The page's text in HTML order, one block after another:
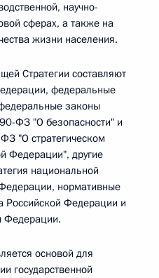
научно-
сферах, а также на
жизни населения.
Стратегии составляют
федеральные
законы
ФЗ "О безопасности" и
"О стратегическом
Федерации", другие
национальной
нормативные
Российской Федерации и
Федерации.
основой для
государственной